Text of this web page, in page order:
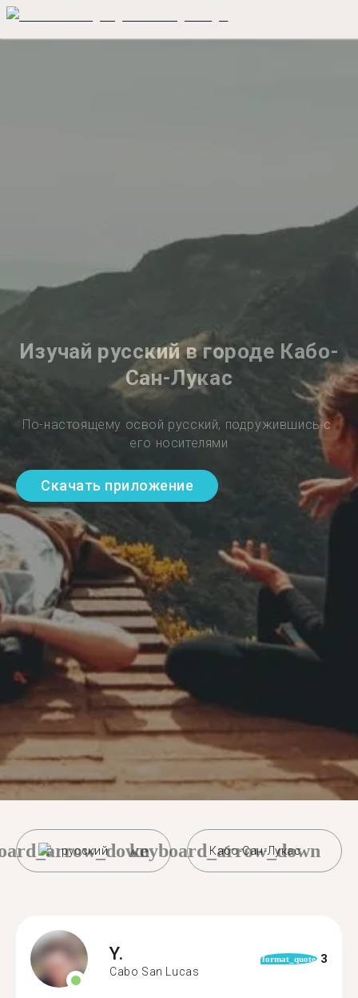
Изучай русский в городе Кабо-
Сан-Лукас
По-настоящему освой русский, подружившись с
его носителями
Скачать приложение
русский Кабо-Сан-Лукас
keyboard_arrow_down
Y.
Cabo San Lucas
format_quote 3